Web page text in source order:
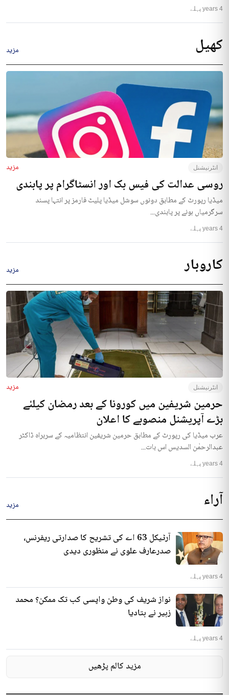
4 years پہلے
کھیل مزید
انٹرنیشنل مزید
روسی عدالت کی فیس بک اور انسٹاگرام پر پابندی
میڈیا رپورٹ کے مطابق دونوں سوشل میڈیا پلیٹ فارمز پر انتہا پسند
سرگرمیاں ہونے پر پابندی...
4 years پہلے
کاروبار مزید
انٹرنیشنل مزید
حرمین شریفین میں کورونا کے بعد رمضان کیلئے
بڑے آپریشنل منصوبے کا اعلان
عرب میڈیا کی رپورٹ کے مطابق حرمین شریفین انتظامیہ کے سربراہ ڈاکٹر
عبدالرحمٰن السدیس اس بات...
4 years پہلے
آراء مزید
آرٹیکل 63 اے کی تشریح کا صدارتی ریفرنس،
صدرعارف علوی نے منظوری دیدی
4 years پہلے
نواز شریف کی وطن واپسی کب تک ممکن؟ محمد
زبیر نے بتادیا
4 years پہلے
مزید کالم پڑھیں